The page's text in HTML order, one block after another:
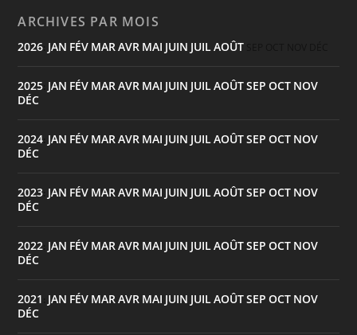
ARCHIVES PAR MOIS
2026 JAN FÉV MARAVR MAI JUIN JUILAOÛT
2025 JAN FÉV MARAVR MAI JUIN JUILAOÛTSEP OCT NOV
DÉC
2024 JAN FÉV MARAVR MAI JUIN JUILAOÛTSEP OCT NOV
DÉC
2023 JAN FÉV MARAVR MAI JUIN JUILAOÛTSEP OCT NOV
DÉC
2022 JAN FÉV MARAVR MAI JUIN JUILAOÛTSEP OCT NOV
DÉC
2021 JAN FÉV MARAVR MAI JUIN JUILAOÛTSEP OCT NOV
DÉC